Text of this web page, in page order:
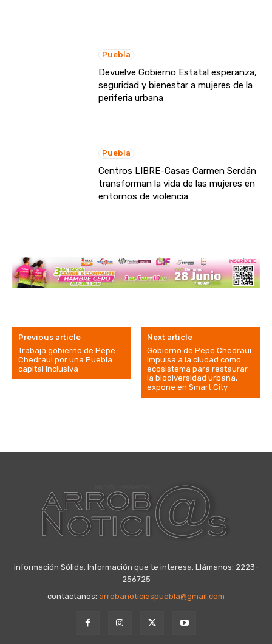
Puebla
Devuelve Gobierno Estatal esperanza,
seguridad y bienestar a mujeres de la
periferia urbana
Puebla
Centros LIBRE-Casas Carmen Serdán
transforman la vida de las mujeres en
entornos de violencia
Previous article
Trabaja gobierno de Pepe
Chedraui por una Puebla
capital inclusiva
Next article
Gobierno de Pepe Chedraui
impulsa a la ciudad como
ecosistema para restaurar
la biodiversidad urbana,
expone en Smart City
información Sólida, Información que te interesa. Llámanos: 2223-
256725
contáctanos: arrobanoticiaspuebla@gmail.com